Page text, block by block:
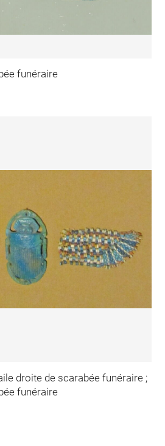
funéraire
droite de scarabée funéraire ;
funéraire